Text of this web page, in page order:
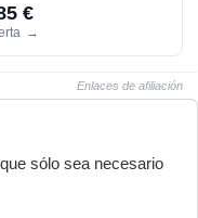
€
→
Enlaces de afiliación
sólo sea necesario